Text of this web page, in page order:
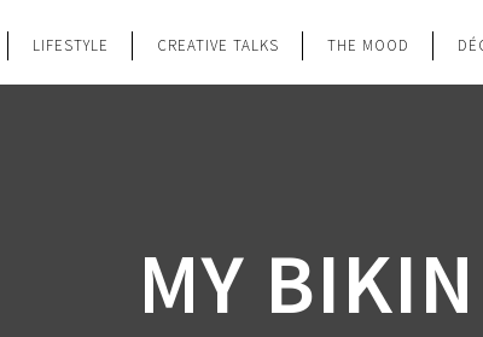
LIFESTYLE CREATIVE TALKS THE MOOD
MY